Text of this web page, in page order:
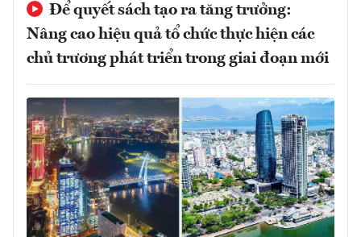
Để quyết sách tạo ra tăng trưởng:
Nâng cao hiệu quả tổ chức thực hiện các
chủ trương phát triển trong giai đoạn mới